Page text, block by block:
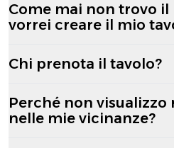
Come mai non trovo il
vorrei creare il mio
Chi prenota il tavolo?
Perché non visualizzo
nelle mie vicinanze?